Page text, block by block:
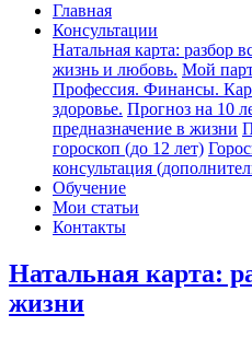
Главная
Консультации
Натальная карта: разбор
жизнь и любовь. Мой
Профессия. Финансы.
здоровье. Прогноз на 10
предназначение в жизни
гороскоп (до 12 лет)
консультация
Обучение
Мои статьи
Контакты
Натальная карта:
жизни